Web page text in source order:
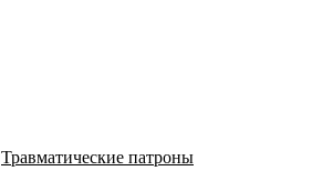
Травматические патроны